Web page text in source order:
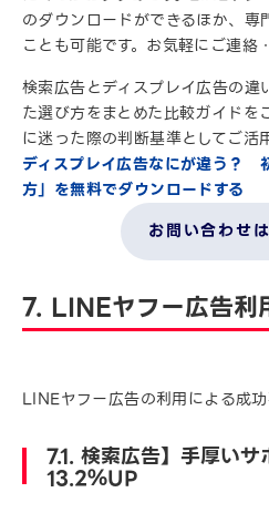
のダウンロードができるほか、専
ことも可能です。お気軽にご連絡
検索広告とディスプレイ広告の違
た選び方をまとめた比較ガイドを
に迷った際の判断基準としてご
ディスプレイ広告なにが違う？
方」を無料でダウンロードする
お問い合わせ
7. LINEヤフー広告利
LINEヤフー広告の利用による成功
7.1. 検索広告】手厚い
13.2％UP